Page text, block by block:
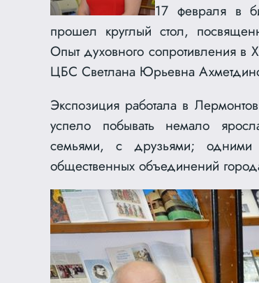
17 февраля в
прошел круглый стол,
Опыт духовного сопротивления в
ЦБС Светлана Юрьевна
Экспозиция работала в
успело побывать немало
семьями, с друзьями;
общественных объединений